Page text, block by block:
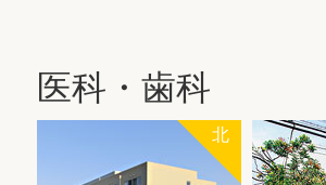
医科・歯科
北